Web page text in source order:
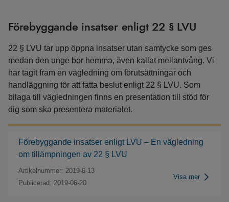
Förebyggande insatser enligt 22 § LVU
22 § LVU tar upp öppna insatser utan samtycke som ges
medan den unge bor hemma, även kallat mellantvång. Vi
har tagit fram en vägledning om förutsättningar och
handläggning för att fatta beslut enligt 22 § LVU. Som
bilaga till vägledningen finns en presentation till stöd för
dig som ska presentera materialet.
Förebyggande insatser enligt LVU – En vägledning
om tillämpningen av 22 § LVU
Artikelnummer: 2019-6-13
Publicerad: 2019-06-20
Visa mer